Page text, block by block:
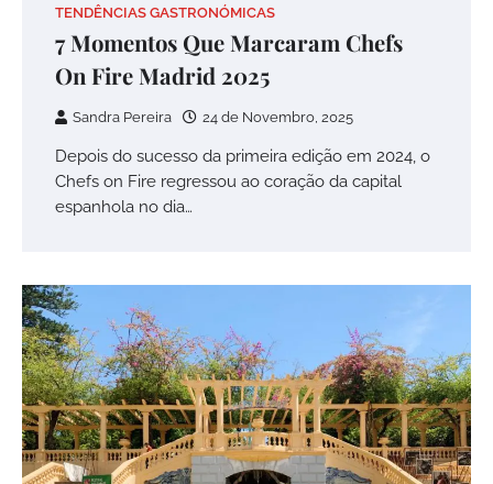
TENDÊNCIAS GASTRONÓMICAS
7 Momentos Que Marcaram Chefs
On Fire Madrid 2025
Sandra Pereira 24 de Novembro, 2025
Depois do sucesso da primeira edição em 2024, o
Chefs on Fire regressou ao coração da capital
espanhola no dia…